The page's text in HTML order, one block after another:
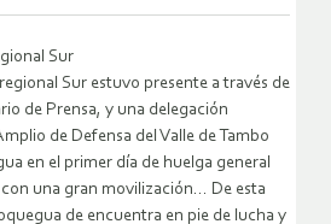
Sur
Sur estuvo presente a través de
de Prensa, y una delegación
de Defensa del Valle de Tambo
en el primer día de huelga general
una gran movilización… De esta
de encuentra en pie de lucha y